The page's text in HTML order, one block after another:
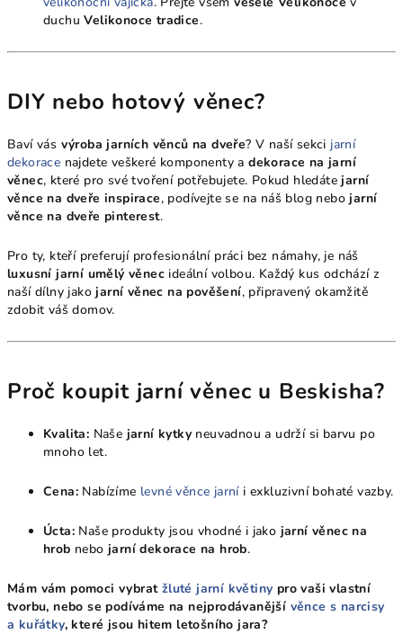
duchuVelikonoce tradice.
DIY nebo hotový věnec?
Baví vás výroba jarních věnců na dveře? V naší sekci jarní
dekorace najdete veškeré komponenty adekorace na jarní
věnec, které pro své tvoření potřebujete. Pokud hledátejarní
věnce na dveře inspirace, podívejte se na náš blog nebojarní
věnce na dveře pinterest.
Pro ty, kteří preferují profesionální práci bez námahy, je náš
luxusní jarní umělý věnec ideální volbou. Každý kus odchází z
naší dílny jakojarní věnec na pověšení, připravený okamžitě
zdobit váš domov.
Proč koupit jarní věnec u Beskisha?
Kvalita: Naše jarní kytky neuvadnou a udrží si barvu po
mnoho let.
Cena: Nabízíme levné věnce jarníi exkluzivní bohaté vazby.
Úcta: Naše produkty jsou vhodné i jako jarní věnec na
hrob nebojarní dekorace na hrob.
Mám vám pomoci vybrat žluté jarní květiny pro vaši vlastní
tvorbu, nebo se podíváme na nejprodávanější věnce s narcisy
a kuřátky, které jsou hitem letošního jara?